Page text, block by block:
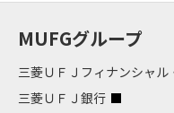
MUFGグループ
三菱ＵＦＪフィナンシャル
三菱ＵＦＪ銀行